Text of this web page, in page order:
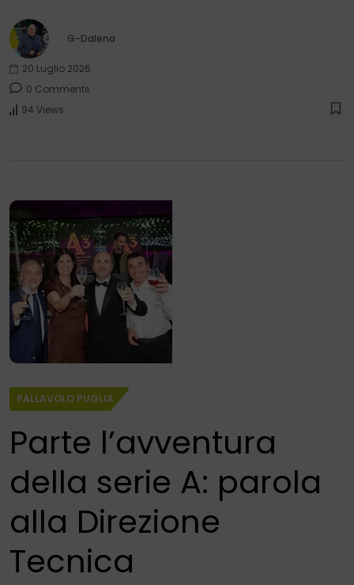
G-Dalena
20 Luglio 2026
0 Comments
94 Views
PALLAVOLO PUGLIA
Parte l’avventura
della serie A: parola
alla Direzione
Tecnica